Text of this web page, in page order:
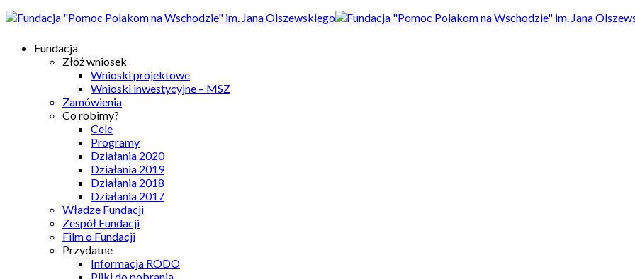
Fundacja
Złóż wniosek
Wnioski projektowe
Wnioski inwestycyjne – MSZ
Zamówienia
Co robimy?
Cele
Programy
Działania 2020
Działania 2019
Działania 2018
Działania 2017
Władze Fundacji
Zespół Fundacji
Film o Fundacji
Przydatne
Informacja RODO